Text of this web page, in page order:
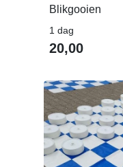
Blikgooien
1 dag
20,00